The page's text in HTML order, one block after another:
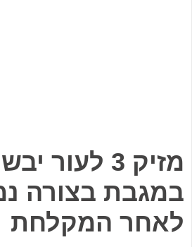
מזיק 3
במגבת בצורה
לאחר המקלחת